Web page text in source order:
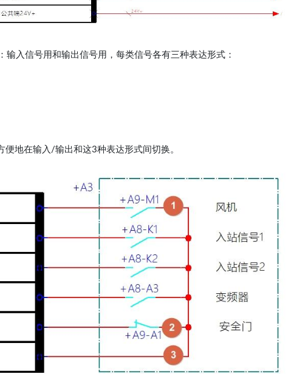
入信号用和输出信号用，每类信号各有三种表达形式：
地在输入/输出和这3种表达形式间切换。